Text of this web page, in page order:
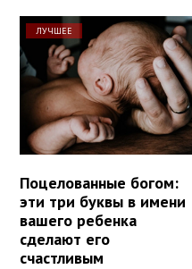
ЛУЧШЕЕ
Поцелованные богом:
эти три буквы в имени
вашего ребенка
сделают его
счастливым